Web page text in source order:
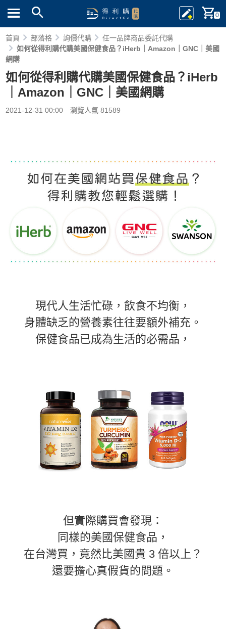
0
首頁 部落格 詢價代購
任一品牌商品委託代購
如何從得利購代購美國保健食品？iHerb｜Amazon｜GNC｜美國
網購
如何從得利購代購美國保健食品？iHerb
｜Amazon｜GNC｜美國網購
2021-12-31 00:00 瀏覽人氣 81589
現代人生活忙碌，飲食不均衡，
身體缺乏的營養素往往要額外補充。
保健食品已成為生活的必需品，
但實際購買會發現：
同樣的美國保健食品，
在台灣買，竟然比美國貴 3 倍以上？
還要擔心真假貨的問題。